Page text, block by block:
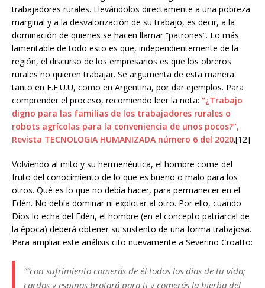
trabajadores rurales. Llevándolos directamente a una pobreza
marginal y a la desvalorización de su trabajo, es decir, a la
dominación de quienes se hacen llamar “patrones”. Lo más
lamentable de todo esto es que, independientemente de la
región, el discurso de los empresarios es que los obreros
rurales no quieren trabajar. Se argumenta de esta manera
tanto en E.E.U.U, como en Argentina, por dar ejemplos. Para
comprender el proceso, recomiendo leer la nota: “¿Trabajo
digno para las familias de los trabajadores rurales o
robots agrícolas para la conveniencia de unos pocos?”,
Revista TECNOLOGIA HUMANIZADA número 6 del 2020.[12]
Volviendo al mito y su hermenéutica, el hombre come del
fruto del conocimiento de lo que es bueno o malo para los
otros. Qué es lo que no debía hacer, para permanecer en el
Edén. No debía dominar ni explotar al otro. Por ello, cuando
Dios lo echa del Edén, el hombre (en el concepto patriarcal de
la época) deberá obtener su sustento de una forma trabajosa.
Para ampliar este análisis cito nuevamente a Severino Croatto:
““con sufrimiento comerás de él todos los días de tu vida;
cardos y espinas brotará para ti y comerás la hierba del